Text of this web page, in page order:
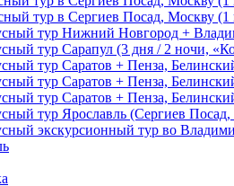
тур в Сергиев Посад, Москву
тур Нижний Новгород +
тур Сарапул (3 дня / 2 ночи,
тур Саратов + Пенза,
тур Саратов + Пенза,
тур Саратов + Пенза,
тур Ярославль (Сергиев
экскурсионный тур во